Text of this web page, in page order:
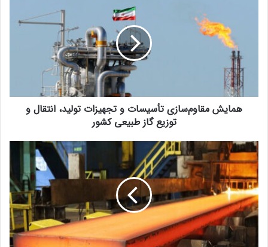
همایش مقاوم‌سازی تأسیسات و تجهیزات تولید، انتقال و
توزیع گاز طبیعی کشور